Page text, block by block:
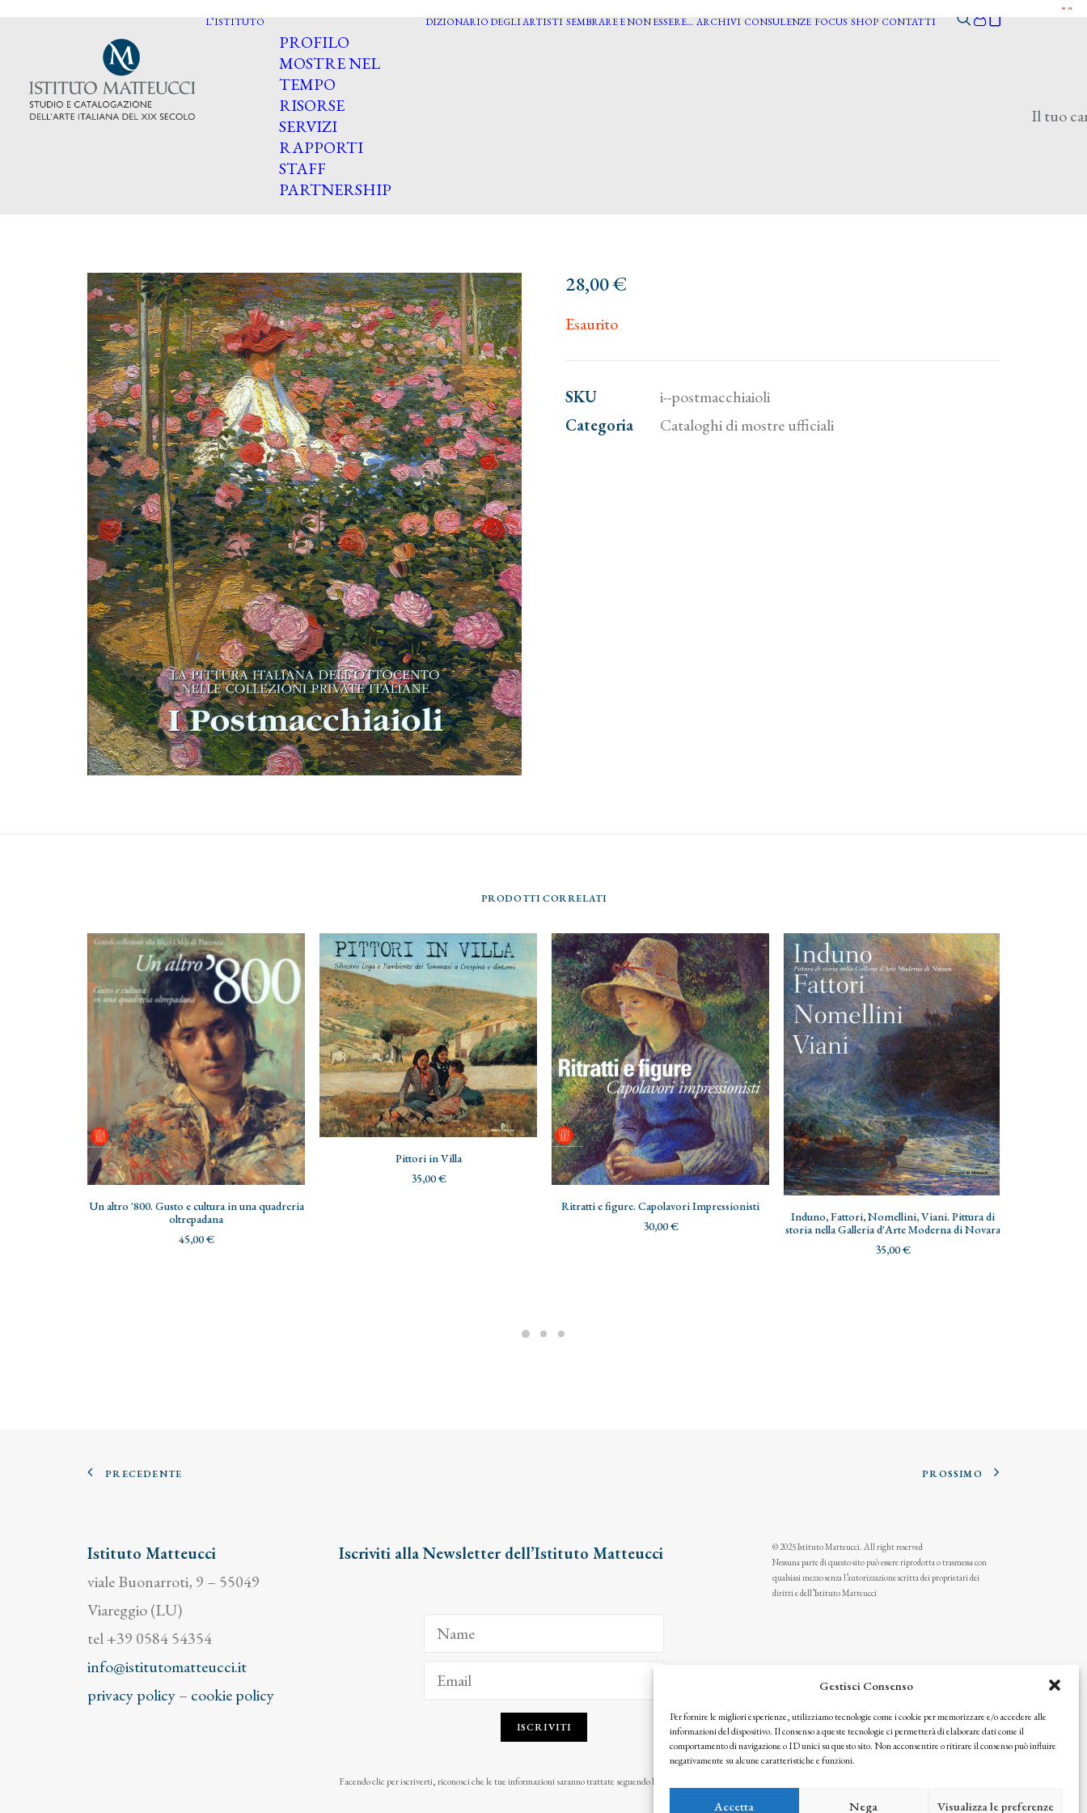
Gestisci Consenso
Per fornire le migliori esperienze, utilizziamo tecnologie come i cookie per memorizzare e/o accedere alle
informazioni del dispositivo. Il consenso a queste tecnologie ci permetterà di elaborare dati come il
comportamento di navigazione o ID unici su questo sito. Non acconsentire o ritirare il consenso può influire
negativamente su alcune caratteristiche e funzioni.
Accetta Nega Visualizza le preferenze
L’ISTITUTO
PROFILO
MOSTRE NEL
TEMPO
RISORSE
SERVIZI
RAPPORTI
STAFF
PARTNERSHIP
DIZIONARIO DEGLI ARTISTI SEMBRARE E NON ESSERE… ARCHIVI CONSULENZE FOCUS SHOP CONTATTI
Il tuo
28,00€
Esaurito
SKU
i--postmacchiaioli
Categoria
Cataloghi di mostre ufficiali
PRODOTTI CORRELATI
AGGIUNGI AL CARRELLO
Un altro '800. Gusto e cultura in una quadreria
oltrepadana
45,00€
AGGIUNGI AL CARRELLO
Pittori in Villa
35,00€
AGGIUNGI AL CARRELLO
Ritratti e figure. Capolavori Impressionisti
30,00€
AGGIUNGI AL CARRELLO
Induno, Fattori, Nomellini, Viani. Pittura di
storia nella Galleria d'Arte Moderna di Novara
35,00€
PRECEDENTE PROSSIMO
Istituto Matteucci
viale Buonarroti, 9 – 55049
Viareggio (LU)
tel +39 0584 54354
info@istitutomatteucci.it
privacy policy– cookie policy
Iscriviti alla Newsletter dell’Istituto Matteucci
ISCRIVITI
Facendo clic per iscriverti, riconosci che le tue informazioni saranno trattate seguendo la nostra
© 2025 Istituto Matteucci. All right reserved
Nessuna parte di questo sito può essere riprodotta o trasmessa con
qualsiasi mezzo senza l’autorizzazione scritta dei proprietari dei
diritti e dell’Istituto Matteucci